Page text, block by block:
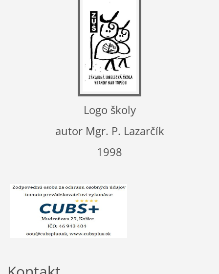
Logo školy
autor Mgr. P. Lazarčík
1998